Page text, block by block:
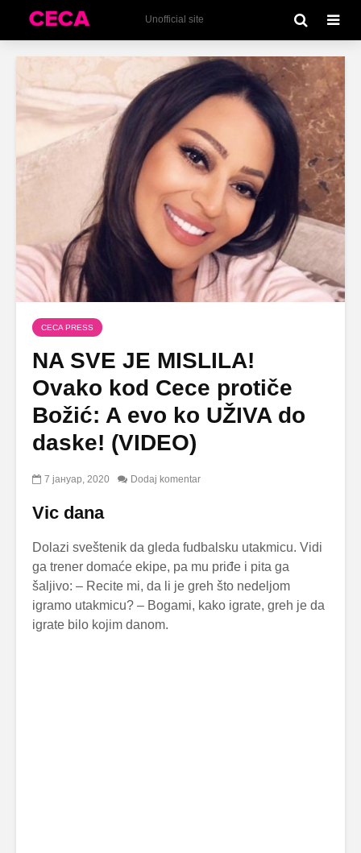
Unofficial site
CECA PRESS
NA SVE JE MISLILA!
Ovako kod Cece protiče
Božić: A evo ko UŽIVA do
daske! (VIDEO)
7 јануар, 2020 Dodaj komentar
Vic dana
Dolazi sveštenik da gleda fudbalsku utakmicu. Vidi
ga trener domaće ekipe, pa mu priđe i pita ga
šaljivo: – Recite mi, da li je greh što nedeljom
igramo utakmicu? – Bogami, kako igrate, greh je da
igrate bilo kojim danom.